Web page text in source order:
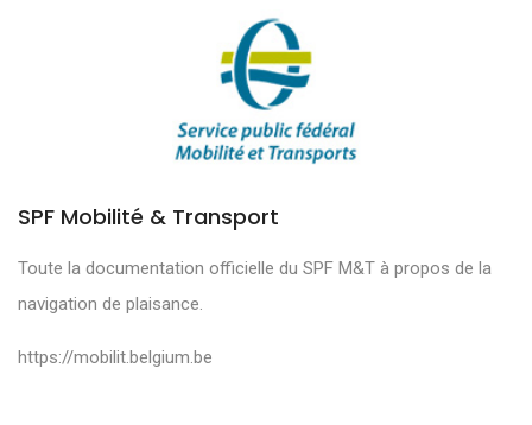
SPF Mobilité & Transport
Toute la documentation officielle du SPF M&T à propos de la
navigation de plaisance.
https://mobilit.belgium.be